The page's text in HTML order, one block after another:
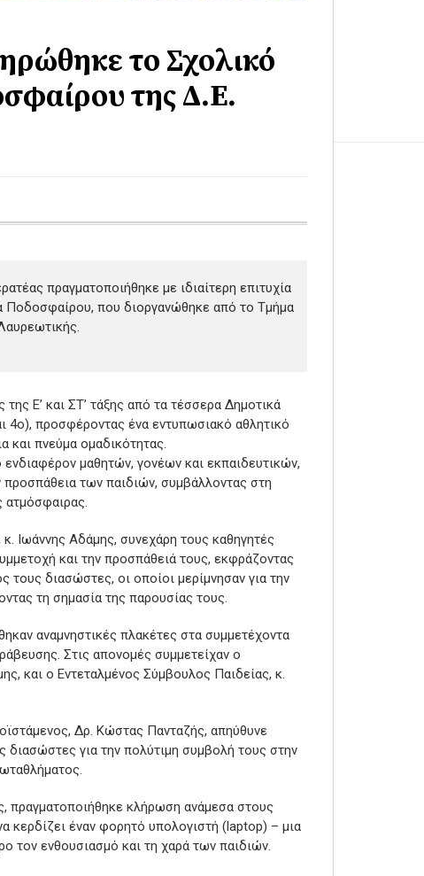
το Σχολικό
της Δ.E.
πραγματοποιήθηκε με ιδιαίτερη επιτυχία
Ποδοσφαίρου, που διοργανώθηκε από το Τμήμα
Ε’ και ΣΤ’ τάξης από τα τέσσερα Δημοτικά
4ο), προσφέροντας ένα εντυπωσιακό αθλητικό
και πνεύμα ομαδικότητας.
μαθητών, γονέων και εκπαιδευτικών,
προσπάθεια των παιδιών, συμβάλλοντας στη
ατμόσφαιρας.
Ιωάννης Αδάμης, συνεχάρη τους καθηγητές
και την προσπάθειά τους, εκφράζοντας
τους διασώστες, οι οποίοι μερίμνησαν για την
τη σημασία της παρουσίας τους.
αναμνηστικές πλακέτες στα συμμετέχοντα
Στις απονομές συμμετείχαν ο
και ο Εντεταλμένος Σύμβουλος Παιδείας, κ.
Δρ. Κώστας Πανταζής, απηύθυνε
διασώστες για την πολύτιμη συμβολή τους στην
πραγματοποιήθηκε κλήρωση ανάμεσα στους
κερδίζει έναν φορητό υπολογιστή (laptop) – μια
τον ενθουσιασμό και τη χαρά των παιδιών.